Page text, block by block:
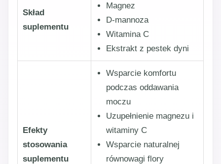
Skład
suplementu
Magnez
D-mannoza
Witamina C
Ekstrakt z pestek dyni
Efekty
stosowania
suplementu
Wsparcie komfortu
podczas oddawania
moczu
Uzupełnienie magnezu i
witaminy C
Wsparcie naturalnej
równowagi flory